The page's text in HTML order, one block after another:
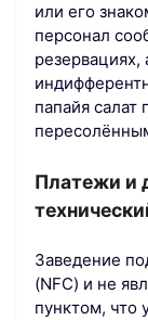
или его
персонал
резервациях,
папайя салат
Платежи и
Заведение
(NFC) и не
пунктом, что